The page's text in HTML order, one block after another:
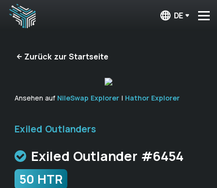
DE
Zurück zur Startseite
Ansehen auf NileSwap Explorer | Hathor Explorer
Exiled Outlanders
Exiled Outlander #6454
50 HTR